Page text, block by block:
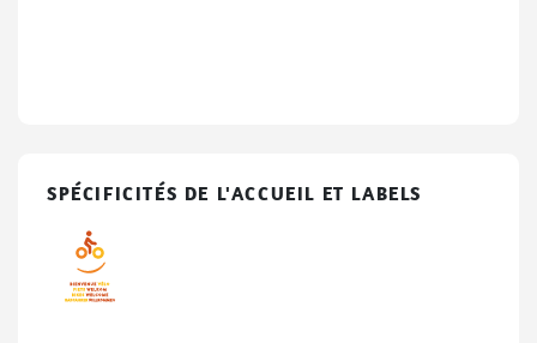
SPÉCIFICITÉS DE L'ACCUEIL ET LABELS